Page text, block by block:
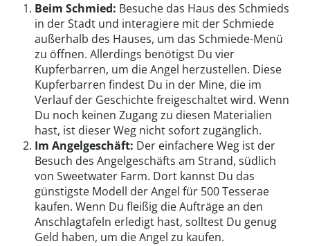
Beim Schmied: Besuche das Haus des Schmieds
in der Stadt und interagiere mit der Schmiede
außerhalb des Hauses, um das Schmiede-Menü
zu öffnen. Allerdings benötigst Du vier
Kupferbarren, um die Angel herzustellen. Diese
Kupferbarren findest Du in der Mine, die im
Verlauf der Geschichte freigeschaltet wird. Wenn
Du noch keinen Zugang zu diesen Materialien
hast, ist dieser Weg nicht sofort zugänglich.
Im Angelgeschäft: Der einfachere Weg ist der
Besuch des Angelgeschäfts am Strand, südlich
von Sweetwater Farm. Dort kannst Du das
günstigste Modell der Angel für 500 Tesserae
kaufen. Wenn Du fleißig die Aufträge an den
Anschlagtafeln erledigt hast, solltest Du genug
Geld haben, um die Angel zu kaufen.